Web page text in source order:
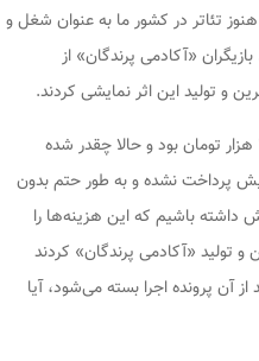
تئاتر در کشور ما به عنوان شغل و
«آکادمی پرندگان» از
این هنرمند عرصه تئاتر کودک و نوجوان، تأکید کرد: زمانی که ما کار را شروع کردیم دلار ۲۸ هزار تومان بود و حالا چقدر شده
نمایش پرداخت نشده و به طور حتم بدون
چقدر فروش داشته باشیم که این هزینه‌ها را
آیا بازیگرانی که ۸ ماه زمان صرف تمرین و تولید «آکادمی پرندگان» کردند
۳۰ شب اجرا داشته باشیم و بعد از آن پرونده اجرا بسته می‌شود، آیا